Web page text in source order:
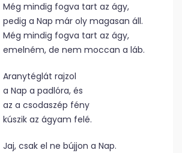
Még mindig fogva tart az ágy,
pedig a Nap már oly magasan áll.
Még mindig fogva tart az ágy,
emelném, de nem moccan a láb.
Aranytéglát rajzol
a Nap a padlóra, és
az a csodaszép fény
kúszik az ágyam felé.
Jaj, csak el ne bújjon a Nap.